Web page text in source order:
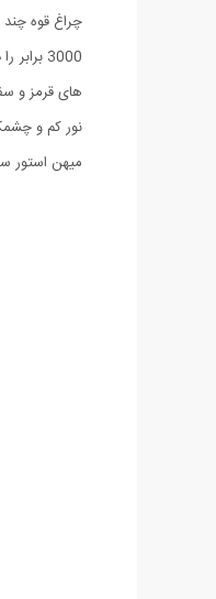
های قرمز و
میهن استور